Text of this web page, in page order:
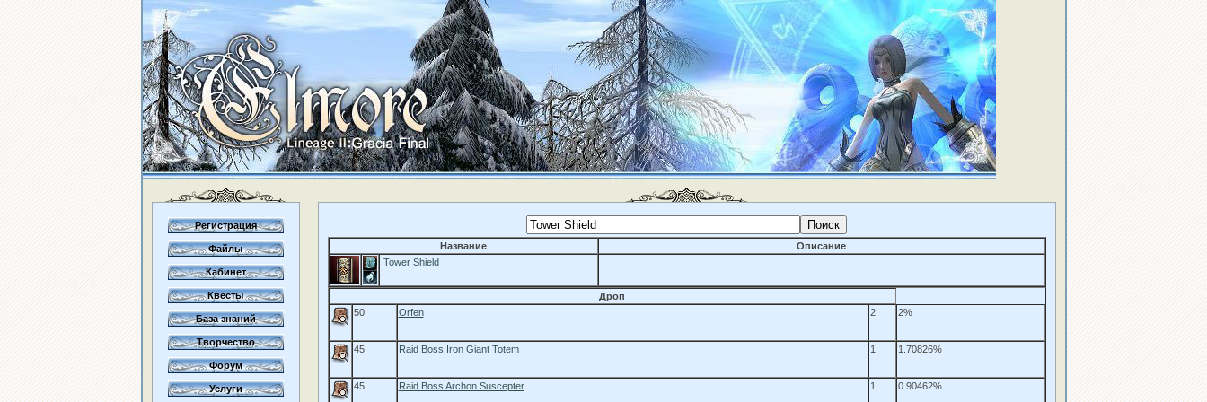
Регистрация
Файлы
Кабинет
Квесты
База знаний
Творчество
Форум
Услуги
Название
Описание
Tower Shield
Дроп
50
Orfen 2 2%
45 Raid Boss Iron Giant Totem 1 1.70826%
45 Raid Boss Archon Suscepter 1 0.90462%